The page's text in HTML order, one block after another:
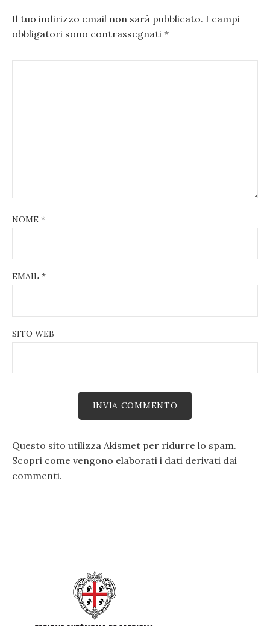
Il tuo indirizzo email non sarà pubblicato. I campi
obbligatori sono contrassegnati *
NOME *
EMAIL *
SITO WEB
Questo sito utilizza Akismet per ridurre lo spam.
Scopri come vengono elaborati i dati derivati dai
commenti.